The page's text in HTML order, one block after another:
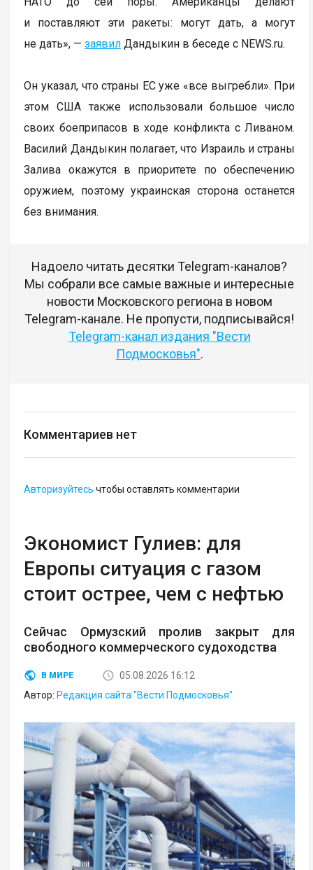
и поставляют эти ракеты: могут дать, а могут
не дать», —заявил Дандыкин в беседе с NEWS.ru.
Он указал, что страны ЕС уже «все выгребли». При
этом США также использовали большое число
своих боеприпасов в ходе конфликта с Ливаном.
Василий Дандыкин полагает, что Израиль и страны
Залива окажутся в приоритете по обеспечению
оружием, поэтому украинская сторона останется
без внимания.
Надоело читать десятки Telegram-каналов?
Мы собрали все самые важные и интересные
новости Московского региона в новом
Telegram-канале. Не пропусти, подписывайся!
Telegram-канал издания "Вести
Подмосковья".
Комментариев нет
Авторизуйтесь чтобы оставлять комментарии
Экономист Гулиев: для
Европы ситуация с газом
стоит острее, чем с нефтью
Сейчас Ормузский пролив закрыт для
свободного коммерческого судоходства
В МИРЕ
05.08.2026 16:12
Автор: Редакция сайта "Вести Подмосковья"